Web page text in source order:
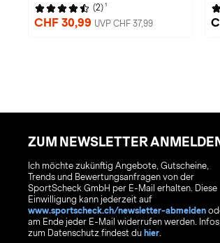
(2) 1
CHF 30,99 UVP CHF 37,99
ZUM NEWSLETTER
Ich möchte zukünftig Angebote, Gutscheine,
Trends und Bewertungsanfragen von der
SportScheck GmbH per E-Mail erhalten. Diese
Einwilligung kann jederzeit auf
www.sportscheck.ch/newsletter-abmelden
am Ende jeder E-Mail widerrufen werden. Infos
zum Datenschutz findest du hier.